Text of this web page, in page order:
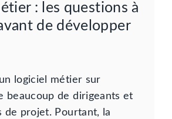
: les questions à
de développer
logiciel métier sur
beaucoup de dirigeants et
de projet. Pourtant, la